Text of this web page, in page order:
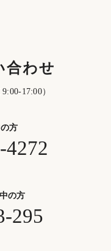
合わせ
17:00）
方
4272
の方
295